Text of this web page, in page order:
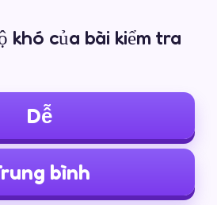
khó của bài kiểm tra
Dễ
bình